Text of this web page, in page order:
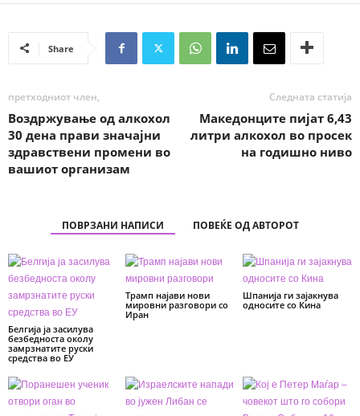
Share
претходниот член,
Воздржување од алкохол
30 дена прави значајни
здравствени промени во
вашиот организам
Следната статија
Македонците пијат 6,43
литри алкохол во просек
на годишно ниво
ПОВРЗАНИ НАПИСИ ПОВЕЌЕ ОД АВТОРОТ
Белгија ја засилува
безбедноста околу
замрзнатите руски
средства во ЕУ
Трамп најави нови
мировни разговори со
Иран
Шпанија ги зајакнува
односите со Кина